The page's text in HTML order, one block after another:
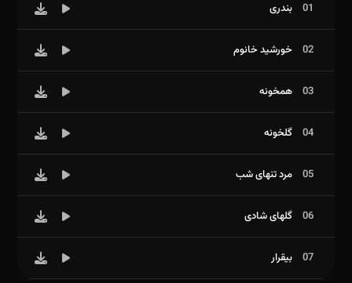
01 بندری
02 خورشید خانوم
03 همخونه
04 گلخونه
05 مرد تنهای شب
06 گلهای شادی
07 بیقرار